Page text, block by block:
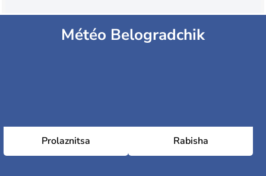
Météo Belogradchik
Prolaznitsa Rabisha